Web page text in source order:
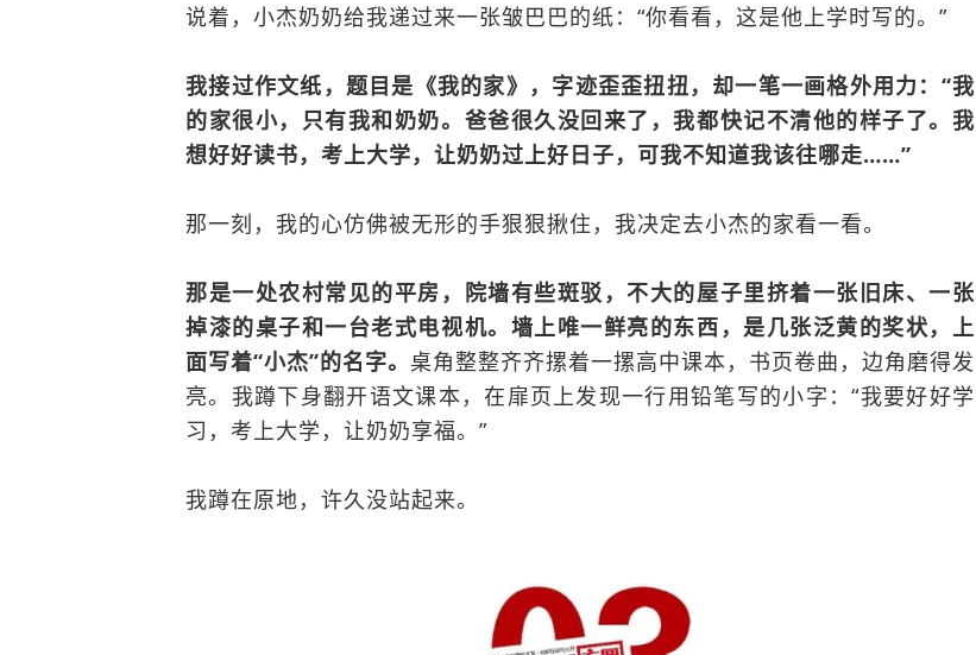
说着，小杰奶奶给我递过来一张皱巴巴的纸：“你看看，这是他上学时写的。”
我接过作文纸，题目是《我的家》，字迹歪歪扭扭，却一笔一画格外用力：“我
的家很小，只有我和奶奶。爸爸很久没回来了，我都快记不清他的样子了。我
想好好读书，考上大学，让奶奶过上好日子，可我不知道我该往哪走……”
那一刻，我的心仿佛被无形的手狠狠揪住，我决定去小杰的家看一看。
那是一处农村常见的平房，院墙有些斑驳，不大的屋子里挤着一张旧床、一张
掉漆的桌子和一台老式电视机。墙上唯一鲜亮的东西，是几张泛黄的奖状，上
面写着“小杰”的名字。 桌角整整齐齐摞着一摞高中课本，书页卷曲，边角磨得发
亮。我蹲下身翻开语文课本，在扉页上发现一行用铅笔写的小字：“我要好好学
习，考上大学，让奶奶享福。”
我蹲在原地，许久没站起来。